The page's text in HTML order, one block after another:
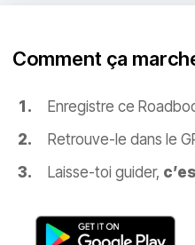
Comment ça
Enregistre ce
Retrouve-le dans le
Laisse-toi guider,